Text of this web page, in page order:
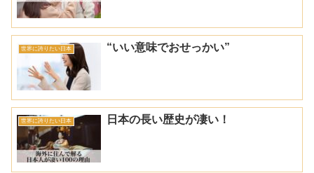
世界に誇りたい日本 “いい意味でおせっかい”
世界に誇りたい日本 日本の長い歴史が凄い！